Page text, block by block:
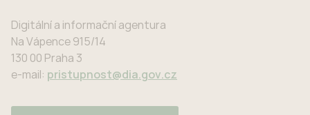
Digitální a informační agentura
Na Vápence 915/14
130 00 Praha 3
e-mail: pristupnost@dia.gov.cz